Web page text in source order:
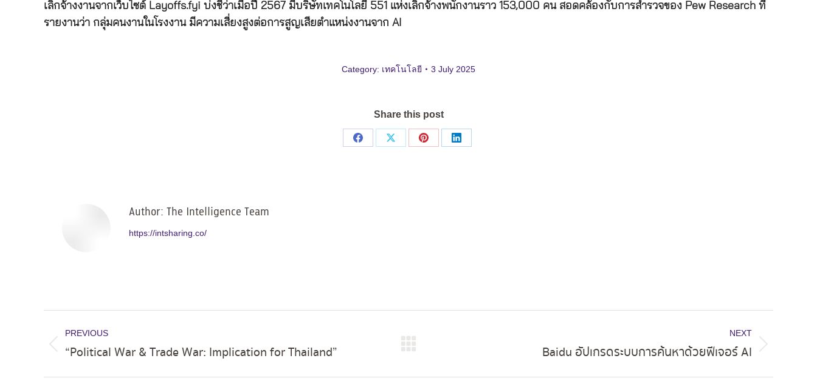
เลิกจ้างงานจากเว็บไซต์ Layoffs.fyi บ่งชี้ว่าเมื่อปี 2567 มีบริษัทเทคโนโลยี 551 แห่งเลิกจ้างพนักงานราว 153,000 คน สอดคล้องกับการสำรวจของ Pew Research ที่
รายงานว่า กลุ่มคนงานในโรงงาน มีความเสี่ยงสูงต่อการสูญเสียตำแหน่งงานจาก AI
Category: เทคโนโลยี 3 July 2025
Share this post
Share
Share
Share
Share
Author: The Intelligence Team
https://intsharing.co/
navigation
PREVIOUS
Previous
“Political War & Trade War: Implication for Thailand”
NEXT
Baidu อัปเกรดระบบการค้นหาด้วยฟีเจอร์ AI